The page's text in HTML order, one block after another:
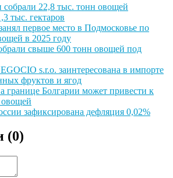
собрали 22,8 тыс. тонн овощей
тыс. гектаров
первое место в Подмосковье по
в 2025 году
свыше 600 тонн овощей под
s.r.o. заинтересована в импорте
фруктов и ягод
границе Болгарии может привести к
зафиксирована дефляция 0,02%
(0)